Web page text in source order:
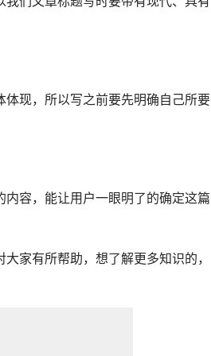
现，所以写之前要先明确自己所要
容，能让用户一眼明了的确定这篇
家有所帮助，想了解更多知识的，